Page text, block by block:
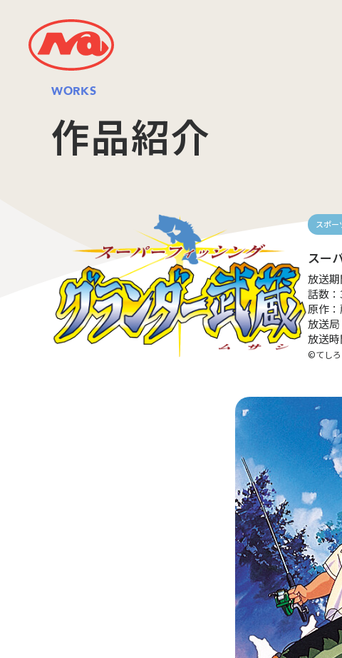
WORKS
作品紹介
スポ
スー
放送
話数
原作
放送
放送
©てしろ